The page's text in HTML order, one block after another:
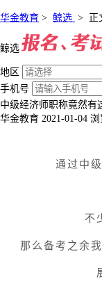
华金教育 > 鲸选 > 正
鲸选
地区
手机号
中级经济师职称竟然
华金教育 2021-01-04 浏
通过中
不
那么备考之余